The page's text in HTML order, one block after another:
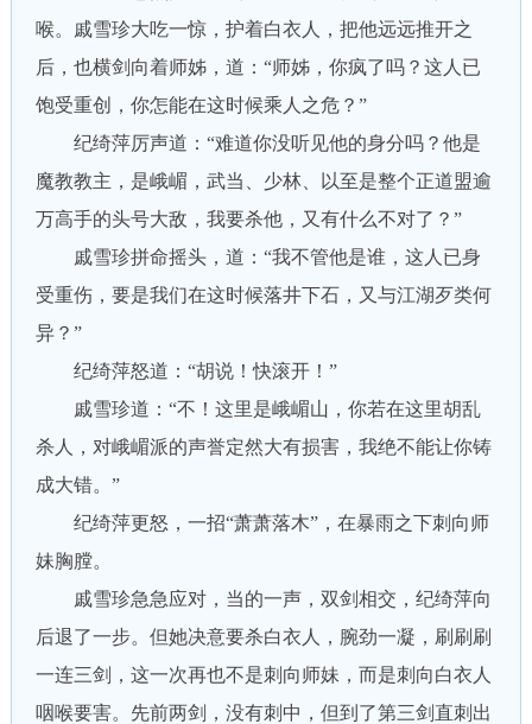
喉。戚雪珍大吃一惊，护着白衣人，把他远远推开之
后，也横剑向着师姊，道：“师姊，你疯了吗？这人已
饱受重创，你怎能在这时候乘人之危？”
纪绮萍厉声道：“难道你没听见他的身分吗？他是
魔教教主，是峨嵋，武当、少林、以至是整个正道盟逾
万高手的头号大敌，我要杀他，又有什么不对了？”
戚雪珍拼命摇头，道：“我不管他是谁，这人已身
受重伤，要是我们在这时候落井下石，又与江湖歹类何
异？”
纪绮萍怒道：“胡说！快滚开！”
戚雪珍道：“不！这里是峨嵋山，你若在这里胡乱
杀人，对峨嵋派的声誉定然大有损害，我绝不能让你铸
成大错。”
纪绮萍更怒，一招“萧萧落木”，在暴雨之下刺向师
妹胸膛。
戚雪珍急急应对，当的一声，双剑相交，纪绮萍向
后退了一步。但她决意要杀白衣人，腕劲一凝，刷刷刷
一连三剑，这一次再也不是刺向师妹，而是刺向白衣人
咽喉要害。先前两剑，没有刺中，但到了第三剑直刺出